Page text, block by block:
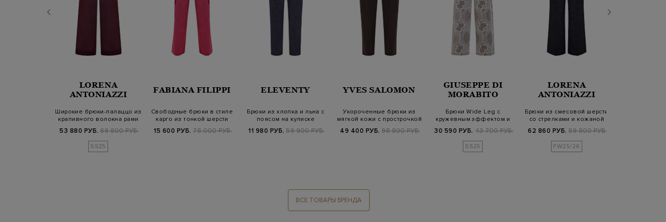
LORENA
ANTONIAZZI
Широкие брюки-палаццо из
крапивного волокна рами
53 880 РУБ. 89 800 РУБ.
SS25
FABIANA FILIPPI
Свободные брюки в стиле
карго из тонкой шерсти
15 600 РУБ. 78 000 РУБ.
ELEVENTY
Брюки из хлопка и льна с
поясом на кулиске
11 980 РУБ. 59 900 РУБ.
YVES SALOMON
Укороченные брюки из
мягкой кожи с прострочкой
49 400 РУБ. 98 800 РУБ.
GIUSEPPE DI
MORABITO
Брюки Wide Leg с
кружевным эффектом и
30 590 РУБ. 43 700 РУБ.
SS25
LORENA
ANTONIAZZI
Брюки из смесовой шерсти
со стрелками и кожаной
62 860 РУБ. 89 800 РУБ.
FW25/26
ВСЕ ТОВАРЫ БРЕНДА